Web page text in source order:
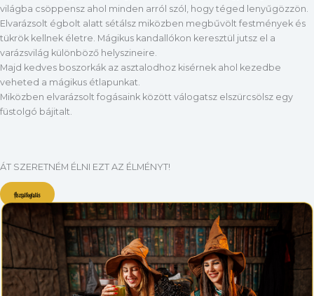
világba csöppensz ahol minden arról szól, hogy téged lenyűgözzön.
Elvarázsolt égbolt alatt sétálsz miközben megbűvölt festmények és
tükrök kellnek életre. Mágikus kandallókon keresztül jutsz el a
varázsvilág különböző helyszineire.
Majd kedves boszorkák az asztalodhoz kisérnek ahol kezedbe
veheted a mágikus étlapunkat.
Miközben elvarázsolt fogásaink között válogatsz elszürcsölsz egy
füstolgó bájitalt.
ÁT SZERETNÉM ÉLNI EZT AZ ÉLMÉNYT!
Asztalfoglalás